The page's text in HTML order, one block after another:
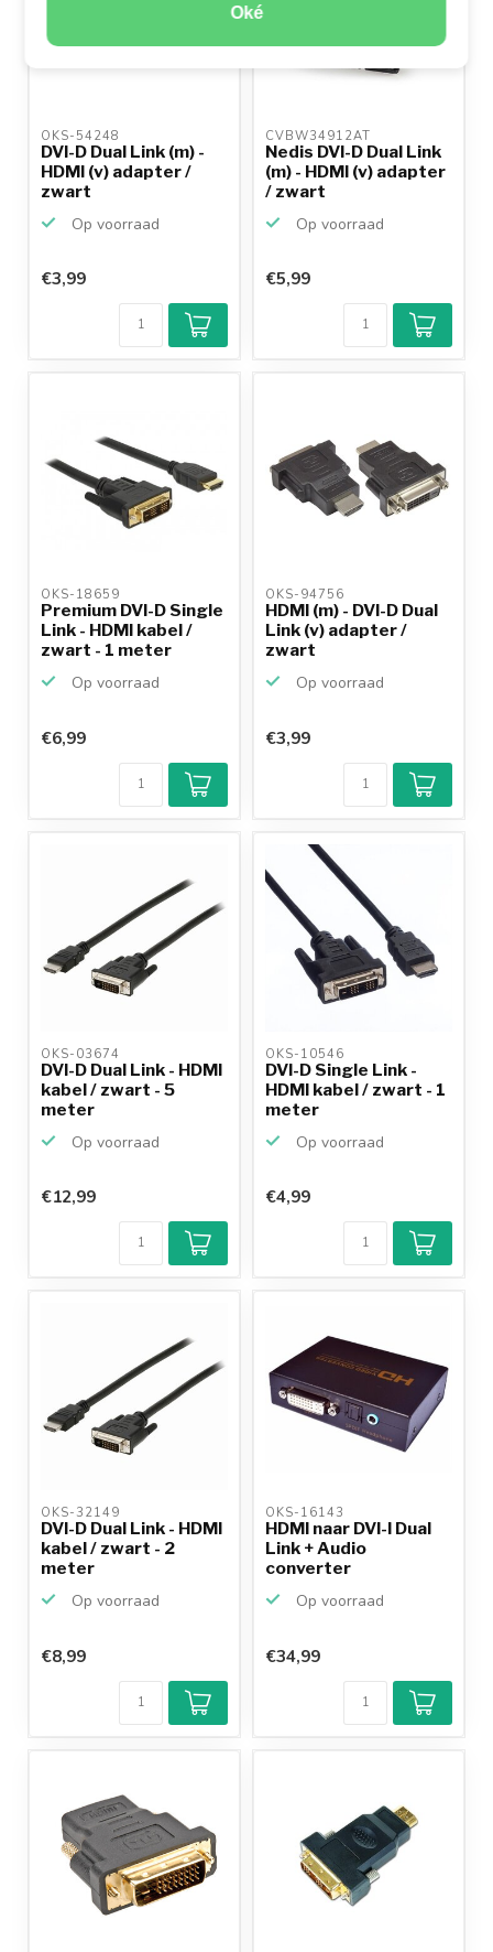
Oké
OKS-54248
DVI-D Dual Link (m) -
HDMI (v) adapter /
zwart
Op voorraad
€3,99
CVBW34912AT
Nedis DVI-D Dual Link
(m) - HDMI (v) adapter
/ zwart
Op voorraad
€5,99
OKS-18659
Premium DVI-D Single
Link - HDMI kabel /
zwart - 1 meter
Op voorraad
€6,99
OKS-94756
HDMI (m) - DVI-D Dual
Link (v) adapter /
zwart
Op voorraad
€3,99
OKS-03674
DVI-D Dual Link - HDMI
kabel / zwart - 5
meter
Op voorraad
€12,99
OKS-10546
DVI-D Single Link -
HDMI kabel / zwart - 1
meter
Op voorraad
€4,99
OKS-32149
DVI-D Dual Link - HDMI
kabel / zwart - 2
meter
Op voorraad
€8,99
OKS-16143
HDMI naar DVI-I Dual
Link + Audio
converter
Op voorraad
€34,99